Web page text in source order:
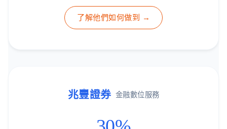
了解他們如何做到 →
兆豐證券 金融數位服務